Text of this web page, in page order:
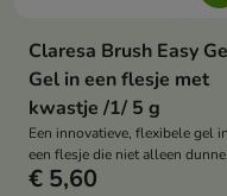
Claresa Brush Easy
Gel in een flesje met
kwastje /1/ 5 g
Een innovatieve, flexibele gel in
een flesje die niet alleen dunne,
verzwakte nagels verhardt en
€ 5,60